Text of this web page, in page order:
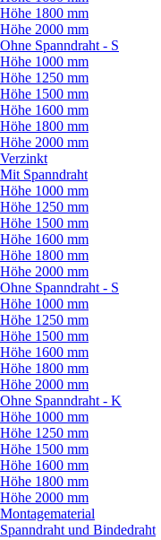
Höhe 1800 mm
Höhe 2000 mm
Ohne Spanndraht - S
Höhe 1000 mm
Höhe 1250 mm
Höhe 1500 mm
Höhe 1600 mm
Höhe 1800 mm
Höhe 2000 mm
Verzinkt
Mit Spanndraht
Höhe 1000 mm
Höhe 1250 mm
Höhe 1500 mm
Höhe 1600 mm
Höhe 1800 mm
Höhe 2000 mm
Ohne Spanndraht - S
Höhe 1000 mm
Höhe 1250 mm
Höhe 1500 mm
Höhe 1600 mm
Höhe 1800 mm
Höhe 2000 mm
Ohne Spanndraht - K
Höhe 1000 mm
Höhe 1250 mm
Höhe 1500 mm
Höhe 1600 mm
Höhe 1800 mm
Höhe 2000 mm
Montagematerial
Spanndraht und Bindedraht